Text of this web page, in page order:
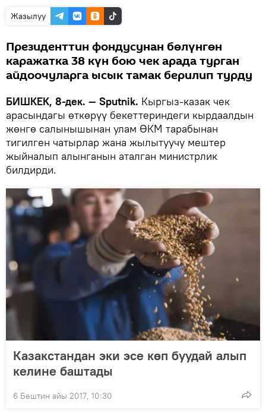
Жазылуу
Президенттин фондусунан бөлүнгөн
каражатка 38 күн бою чек арада турган
айдоочуларга ысык тамак берилип турду
БИШКЕК, 8-дек. — Sputnik. Кыргыз-казак чек
арасындагы өткөрүү бекеттериндеги кырдаалдын
жөнгө салынышынан улам ӨКМ тарабынан
тигилген чатырлар жана жылытуучу мештер
жыйналып алынганын аталган министрлик
билдирди.
Казакстандан эки эсе көп буудай алып
келине баштады
6 Бештин айы 2017, 10:30